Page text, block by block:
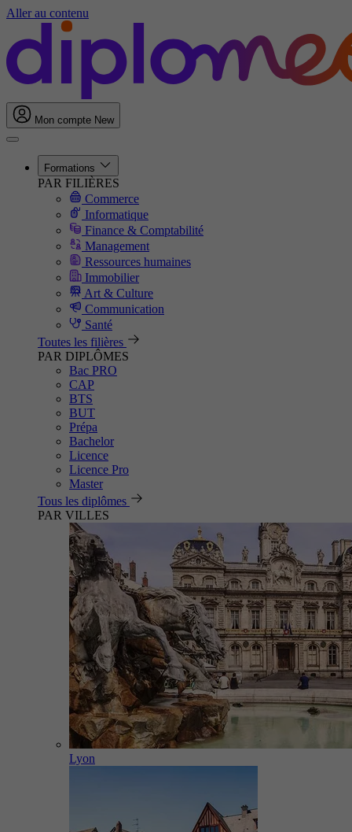
Aller au contenu
Mon compte New
Formations
PAR FILIÈRES
Commerce
Informatique
Finance & Comptabilité
Management
Ressources humaines
Immobilier
Art & Culture
Communication
Santé
Toutes les filières
PAR DIPLÔMES
Bac PRO
CAP
BTS
BUT
Prépa
Bachelor
Licence
Licence Pro
Master
Tous les diplômes
PAR VILLES
Lyon